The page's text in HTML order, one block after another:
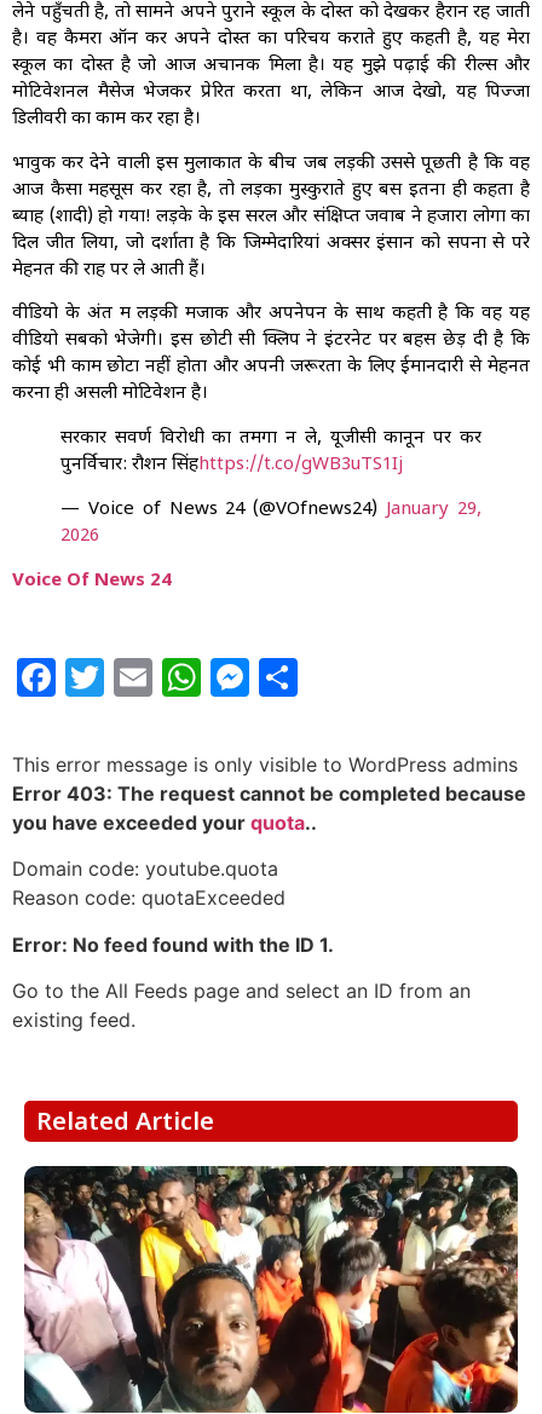
लेने पहुँचती है, तो सामने अपने पुराने स्कूल के दोस्त को देखकर हैरान रह जाती
है। वह कैमरा ऑन कर अपने दोस्त का परिचय कराते हुए कहती है, यह मेरा
स्कूल का दोस्त है जो आज अचानक मिला है। यह मुझे पढ़ाई की रील्स और
मोटिवेशनल मैसेज भेजकर प्रेरित करता था, लेकिन आज देखो, यह पिज्जा
डिलीवरी का काम कर रहा है।
भावुक कर देने वाली इस मुलाकात के बीच जब लड़की उससे पूछती है कि वह
आज कैसा महसूस कर रहा है, तो लड़का मुस्कुराते हुए बस इतना ही कहता है
ब्याह (शादी) हो गया! लड़के के इस सरल और संक्षिप्त जवाब ने हजारों लोगों का
दिल जीत लिया, जो दर्शाता है कि जिम्मेदारियां अक्सर इंसान को सपनों से परे
मेहनत की राह पर ले आती हैं।
वीडियो के अंत में लड़की मजाक और अपनेपन के साथ कहती है कि वह यह
वीडियो सबको भेजेगी। इस छोटी सी क्लिप ने इंटरनेट पर बहस छेड़ दी है कि
कोई भी काम छोटा नहीं होता और अपनी जरूरतों के लिए ईमानदारी से मेहनत
करना ही असली मोटिवेशन है।
सरकार सवर्ण विरोधी का तमगा न ले, यूजीसी कानून पर करें
पुनर्विचार: रौशन सिंहhttps://t.co/gWB3uTS1Ij
— Voice of News 24 (@VOfnews24) January 29,
2026
Voice Of News 24
Facebook
Twitter
EmailWhatsApp
Messenger
This error message is only visible to WordPress admins
Error 403: The request cannot be completed because
you have exceeded your quota..
Domain code: youtube.quota
Reason code: quotaExceeded
Error: No feed found with the ID 1.
Go to the All Feeds page and select an ID from an
existing feed.
Related Article